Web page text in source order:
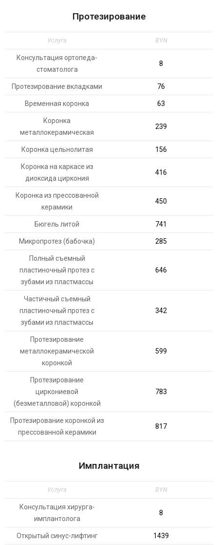
Протезирование
Услуга BYN
Консультация ортопеда-
стоматолога
8
Протезирование вкладками 76
Временная коронка 63
Коронка
металлокерамическая
239
Коронка цельнолитая 156
Коронка на каркасе из
диоксида циркония
416
Коронка из прессованной
керамики
450
Бюгель литой 741
Микропротез (бабочка) 285
Полный съемный
пластиночный протез с
зубами из пластмассы
646
Частичный съемный
пластиночный протез с
зубами из пластмассы
342
Протезирование
металлокерамической
коронкой
599
Протезирование
циркониевой
(безметалловой) коронкой
783
Протезирование коронкой из
прессованной керамики
817
Имплантация
Услуга BYN
Консультация хирурга-
имплантолога
8
Открытый синус-лифтинг 1439